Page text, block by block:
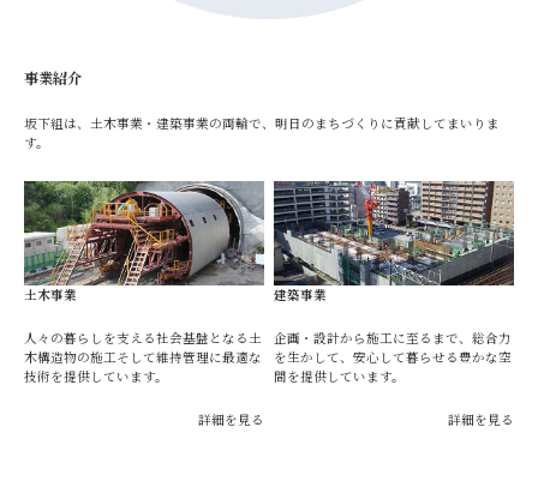
事業紹介
坂下組は、土木事業・建築事業の両輪で、明日のまちづくりに貢献してまいりま
す。
土木事業
人々の暮らしを支える社会基盤となる土
木構造物の施工そして維持管理に最適な
技術を提供しています。
詳細を見る
建築事業
企画・設計から施工に至るまで、総合力
を生かして、安心して暮らせる豊かな空
間を提供しています。
詳細を見る